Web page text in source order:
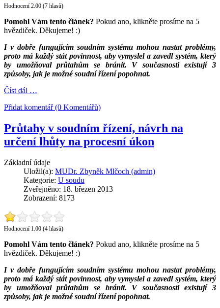
Hodnocení 2.00 (7 hlasů)
Pomohl Vám tento článek? Pokud ano, klikněte prosíme na 5
hvězdiček. Děkujeme! :)
I v dobře fungujícím soudním systému mohou nastat problémy,
proto má každý stát povinnost, aby vymyslel a zavedl systém, který
by umožňoval průtahům se bránit. V současnosti existují 3
způsoby, jak je možné soudní řízení popohnat.
Číst dál …
Přidat komentář (0 Komentářů)
Průtahy v soudním řízení, návrh na
určení lhůty na procesní úkon
Základní údaje
Uložil(a): MUDr. Zbyněk Mlčoch (admin)
Kategorie: U soudu
Zveřejněno: 18. březen 2013
Zobrazení: 8173
Hodnocení 1.00 (4 hlasů)
Pomohl Vám tento článek? Pokud ano, klikněte prosíme na 5
hvězdiček. Děkujeme! :)
I v dobře fungujícím soudním systému mohou nastat problémy,
proto má každý stát povinnost, aby vymyslel a zavedl systém, který
by umožňoval průtahům se bránit. V současnosti existují 3
způsoby, jak je možné soudní řízení popohnat.